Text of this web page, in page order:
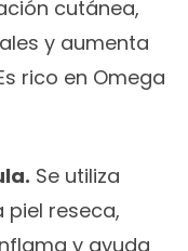
cutánea,
y aumenta
rico en Omega
Se utiliza
reseca,
y ayuda